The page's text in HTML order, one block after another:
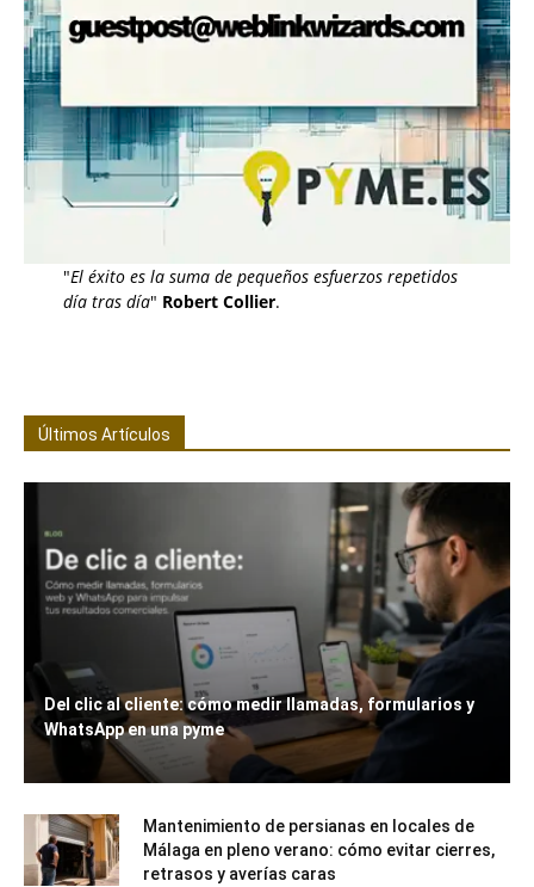
"El éxito es la suma de pequeños esfuerzos repetidos
día tras día" Robert Collier.
Últimos Artículos
Del clic al cliente: cómo medir llamadas, formularios y
WhatsApp en una pyme
Mantenimiento de persianas en locales de
Málaga en pleno verano: cómo evitar cierres,
retrasos y averías caras